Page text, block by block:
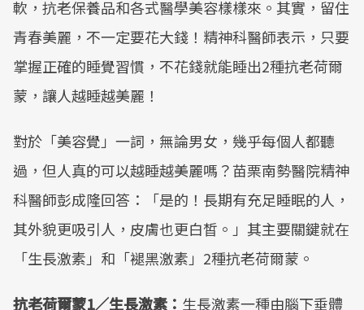
軟，抗老保養品和各式醫學美容樣樣來。其實，留住
青春美麗，不一定要花大錢！精神科醫師表示，只要
掌握正確的睡覺習慣，不花錢就能睡出2種抗老荷爾
蒙，讓人越睡越美麗！
對於「美容覺」一詞，無論男女，幾乎每個人都聽
過，但人真的可以越睡越美麗嗎？苗栗南勢醫院精神
科醫師彭成隆回答：「是的！長期有充足睡眠的人，
其外貌更吸引人，皮膚也更白皙。」其主要關鍵就在
「生長激素」和「褪黑激素」2種抗老荷爾蒙。
抗老荷爾蒙1／生長激素： 生長激素一種由腦下垂體